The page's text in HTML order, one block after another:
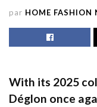
par HOME FASHION
With its 2025
Déglon once